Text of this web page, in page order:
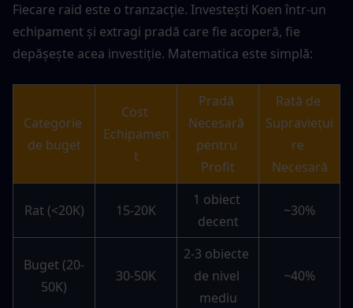
Fiecare raid este o tranzacție. Investești Koen într-un
echipament și extragi pradă care fie acoperă, fie
depășește acea investiție. Matematica este simplă:
Categorie
de buget
Cost
Echipamen
t
Pradă
Necesară
pentru
Profit
Rată de
Supraviețui
re
Necesară
Rat (<20K) 15-20K
1 obiect
decent
~30%
Buget (20-
50K)
30-50K
2-3 obiecte
de nivel
mediu
~40%